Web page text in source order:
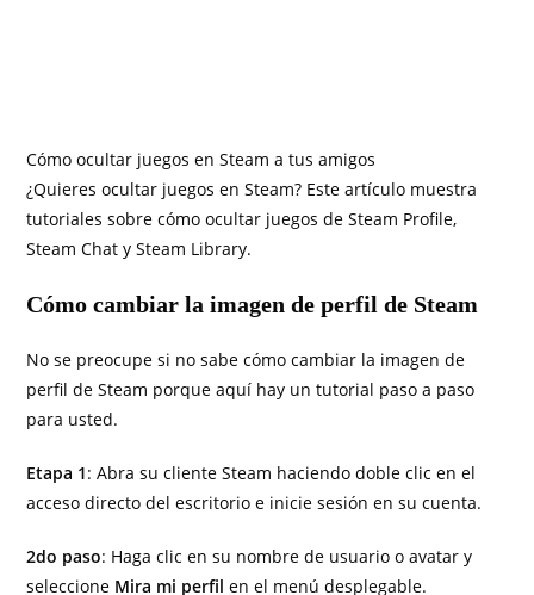
Cómo ocultar juegos en Steam a tus amigos
¿Quieres ocultar juegos en Steam? Este artículo muestra
tutoriales sobre cómo ocultar juegos de Steam Profile,
Steam Chat y Steam Library.
Cómo cambiar la imagen de perfil de Steam
No se preocupe si no sabe cómo cambiar la imagen de
perfil de Steam porque aquí hay un tutorial paso a paso
para usted.
Etapa 1: Abra su cliente Steam haciendo doble clic en el
acceso directo del escritorio e inicie sesión en su cuenta.
2do paso: Haga clic en su nombre de usuario o avatar y
seleccione Mira mi perfil en el menú desplegable.